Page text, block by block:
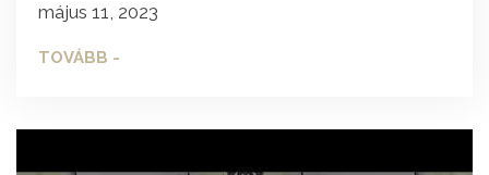
május 11, 2023
TOVÁBB -